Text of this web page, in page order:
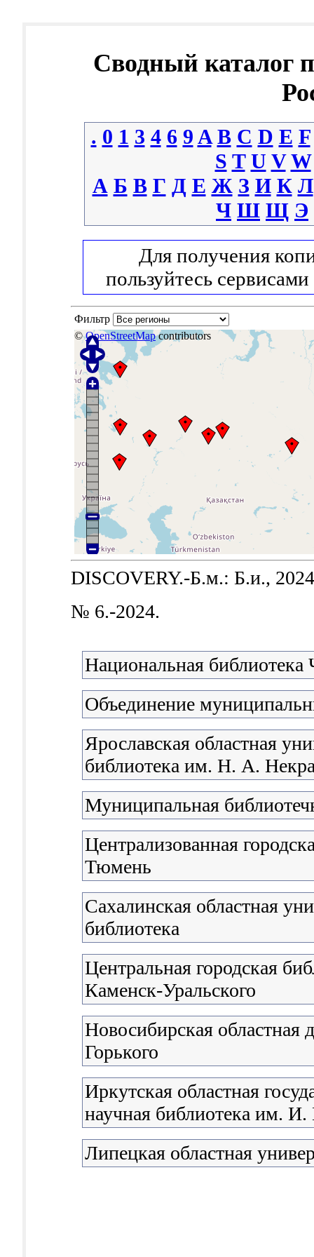
Сводный каталог
. 0 1 3 4 6 9 A B C D E F
S T U V W
А Б В Г Д Е Ж З И К Л
Ч Ш Щ Э
Для получения
пользуйтесь сервисами
Фильтр
©OpenStreetMapcontributors
DISCOVERY.-Б.м.: Б.и.,
№ 6.-2024.
Национальная
Объединение
Ярославская областная
библиотека им. Н. А.
Муниципальная
Централизованная
Тюмень
Сахалинская областная
библиотека
Центральная городская
Каменск-Уральского
Новосибирская
Горького
Иркутская областная
научная библиотека им.
Липецкая областная